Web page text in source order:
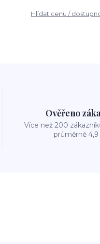
Hlídat cenu /
Ověřeno
Více než 200
průměrně 4,9